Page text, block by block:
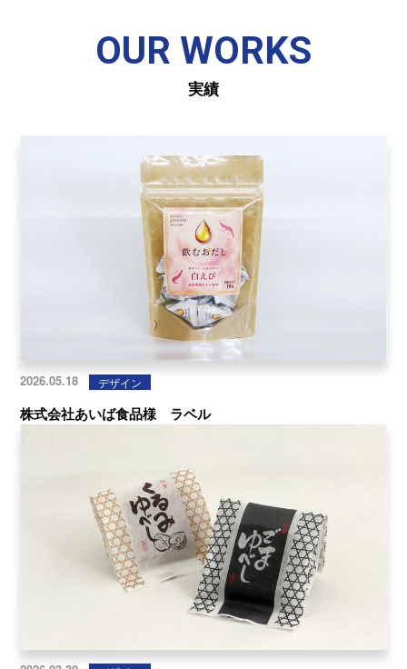
OUR WORKS
実績
2026.05.18 デザイン
株式会社あいば食品様 ラベル